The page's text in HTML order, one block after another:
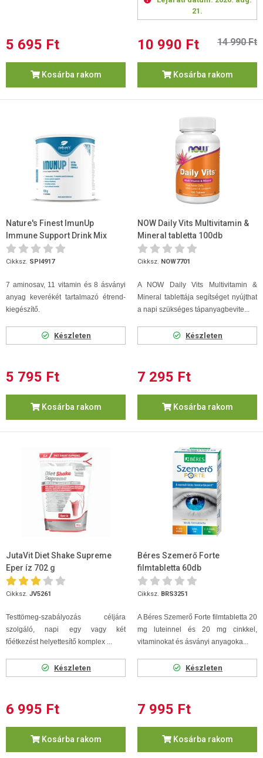
5 695 Ft
Kosárba rakom
21.
10 990 Ft 14 990 Ft
Kosárba rakom
Nature's Finest ImunUp
Immune Support Drink Mix
120g
Cikksz. SPI4917
7 aminosav, 11 vitamin és 8 ásványi
anyag keverékét tartalmazó étrend-
kiegészítő.
Készleten
5 795 Ft
Kosárba rakom
NOW Daily Vits Multivitamin &
Mineral tabletta 100db
Cikksz. NOW7701
A NOW Daily Vits Multivitamin &
Mineral tablettája segítséget nyújthat
a napi szükséges tápanyagbevite...
Készleten
7 295 Ft
Kosárba rakom
JutaVit Diet Shake Supreme
Eper íz 702 g
Cikksz. JV5261
Testtömeg-szabályozás céljára
szolgáló, napi egy vagy két
főétkezést helyettesítő komplex ...
Készleten
6 995 Ft
Kosárba rakom
Béres Szemerő Forte
filmtabletta 60db
Cikksz. BRS3251
A Béres Szemerő Forte filmtabletta 20
mg luteinnel és 20 mg cinkkel,
vitaminokat és ásványi anyagoka...
Készleten
7 995 Ft
Kosárba rakom